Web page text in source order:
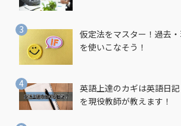
仮定法をマスター！過去
を使いこなそう！
英語上達のカギは英語日
を現役教師が教えます！